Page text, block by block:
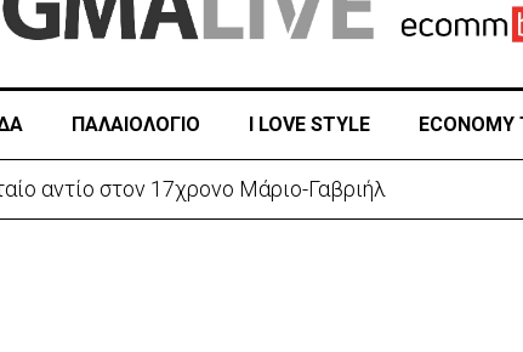
ΠΑΛΑΙΟΛΟΓΙΟ I LOVE STYLE ECONOMY
αντίο στον 17χρονο Μάριο-Γαβριήλ